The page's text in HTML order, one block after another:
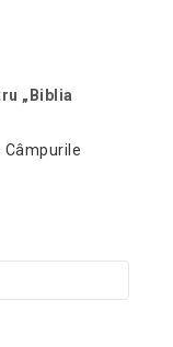
„Biblia
Câmpurile